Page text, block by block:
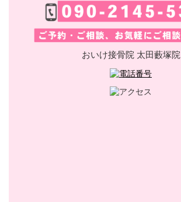
おいけ接骨院 太田藪塚院